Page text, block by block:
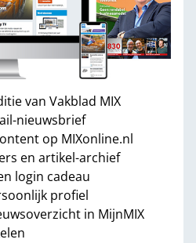
van Vakblad MIX
nieuwsbrief
op MIXonline.nl
en artikel-archief
login cadeau
profiel
in MijnMIX